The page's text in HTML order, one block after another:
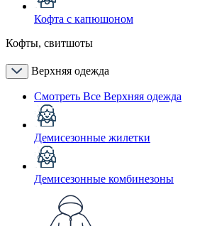
Кофта с капюшоном
Кофты, свитшоты
Верхняя одежда
Смотреть Все Верхняя одежда
Демисезонные жилетки
Демисезонные комбинезоны